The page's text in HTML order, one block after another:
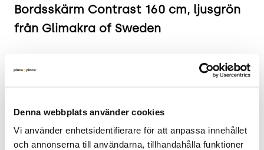
Denna webbplats använder cookies
Vi använder enhetsidentifierare för att anpassa innehållet
och annonserna till användarna, tillhandahålla funktioner
Bordsskärm Contrast 160 cm, ljusgrön
från Glimakra of Sweden
Skick: 4/5
2 års garanti